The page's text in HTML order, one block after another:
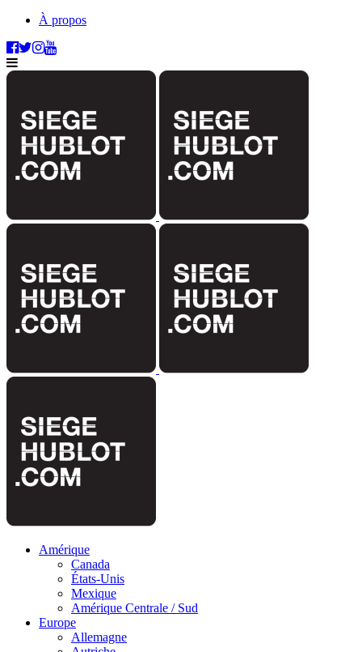
À propos
Amérique
Canada
États-Unis
Mexique
Amérique Centrale / Sud
Europe
Allemagne